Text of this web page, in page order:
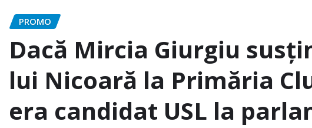
PROMO
Dacă Mircia Giurgiu
lui Nicoară la Primăria
era candidat USL la